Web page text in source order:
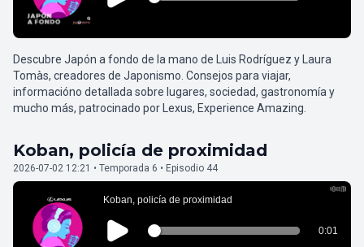
Descubre Japón a fondo de la mano de Luis Rodríguez y Laura
Tomàs, creadores de Japonismo. Consejos para viajar,
informacióno detallada sobre lugares, sociedad, gastronomía y
mucho más, patrocinado por Lexus, Experience Amazing.
Koban, policía de proximidad
2026-07-02 12:21 • Temporada 6 • Episodio 44